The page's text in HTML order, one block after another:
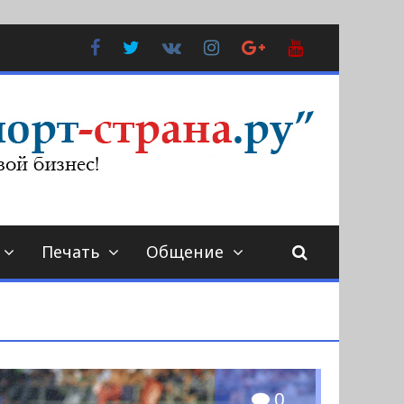
FacebookTwitter
Контакте
Instagram
Google
Plus
Печать Общение
0